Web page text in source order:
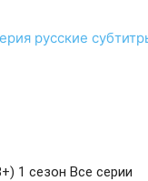
русские
1 сезон Все серии